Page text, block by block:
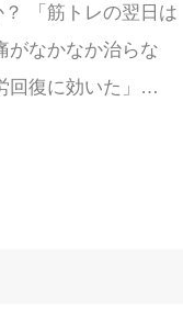
「筋トレの翌日は
がなかなか治らな
回復に効いた」…